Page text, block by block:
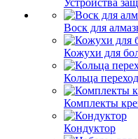
Устройства
Воск для
Кожухи для
Кольца
Комплекты
Кондуктор